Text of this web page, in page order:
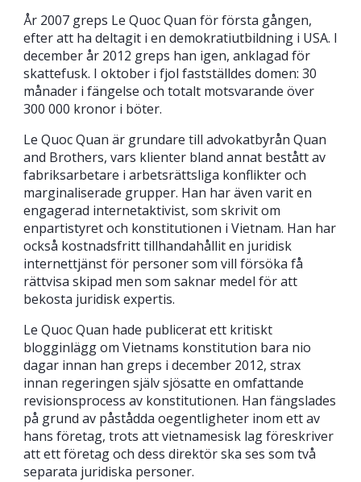
År 2007 greps Le Quoc Quan för första gången,
efter att ha deltagit i en demokratiutbildning i USA. I
december år 2012 greps han igen, anklagad för
skattefusk. I oktober i fjol fastställdes domen: 30
månader i fängelse och totalt motsvarande över
300 000 kronor i böter.
Le Quoc Quan är grundare till advokatbyrån Quan
and Brothers, vars klienter bland annat bestått av
fabriksarbetare i arbetsrättsliga konflikter och
marginaliserade grupper. Han har även varit en
engagerad internetaktivist, som skrivit om
enpartistyret och konstitutionen i Vietnam. Han har
också kostnadsfritt tillhandahållit en juridisk
internettjänst för personer som vill försöka få
rättvisa skipad men som saknar medel för att
bekosta juridisk expertis.
Le Quoc Quan hade publicerat ett kritiskt
blogginlägg om Vietnams konstitution bara nio
dagar innan han greps i december 2012, strax
innan regeringen själv sjösatte en omfattande
revisionsprocess av konstitutionen. Han fängslades
på grund av påstådda oegentligheter inom ett av
hans företag, trots att vietnamesisk lag föreskriver
att ett företag och dess direktör ska ses som två
separata juridiska personer.